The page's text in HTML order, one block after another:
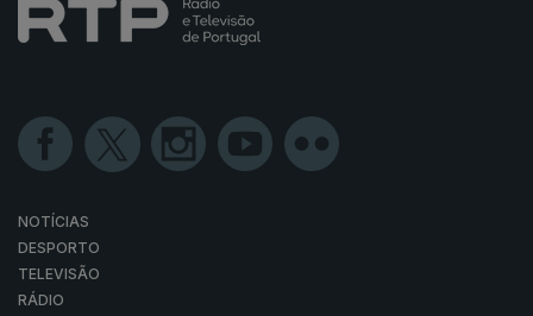
NOTÍCIAS
DESPORTO
TELEVISÃO
RÁDIO